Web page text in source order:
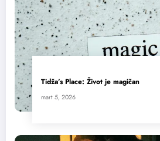
Tidža’s Place: Život je magičan
mart 5, 2026